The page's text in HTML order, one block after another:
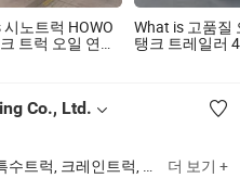
노트럭 HOWO
트럭 오일 연료
What is 고품질
탱크 트레일러
Co., Ltd.
, 크레인트럭, 박스트럭 더 보기 +